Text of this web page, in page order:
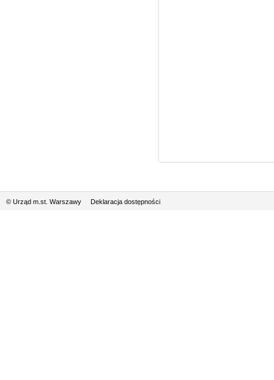
© Urząd m.st. Warszawy Deklaracja dostępności